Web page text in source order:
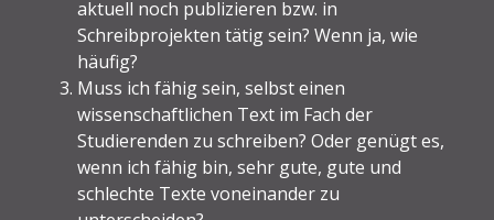
aktuell noch publizieren bzw. in
Schreibprojekten tätig sein? Wenn ja, wie
häufig?
Muss ich fähig sein, selbst einen
wissenschaftlichen Text im Fach der
Studierenden zu schreiben? Oder genügt es,
wenn ich fähig bin, sehr gute, gute und
schlechte Texte voneinander zu